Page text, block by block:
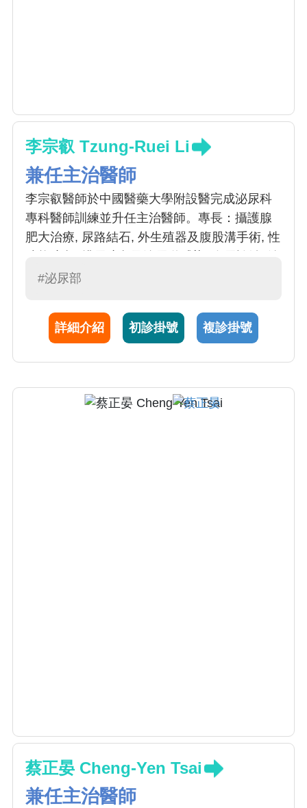
李宗叡 Tzung-Ruei Li
兼任主治醫師
李宗叡醫師於中國醫藥大學附設醫完成泌尿科
專科醫師訓練並升任主治醫師。專長：攝護腺
肥大治療, 尿路結石, 外生殖器及腹股溝手術, 性
尿腫瘤內視鏡及微創手術等
#泌尿部
詳細介紹 初診掛號 複診掛號
蔡正晏 Cheng-Yen Tsai
兼任主治醫師